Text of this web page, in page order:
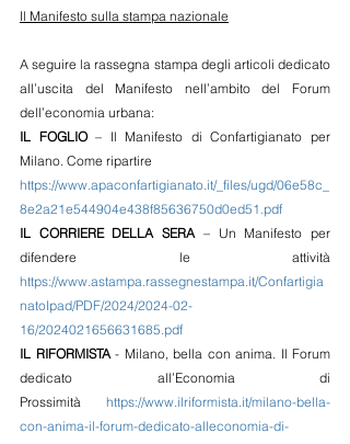
Il Manifesto sulla stampa nazionale
A seguire la rassegna stampa degli articoli dedicato
all’uscita del Manifesto nell’ambito del Forum
dell’economia urbana:
IL FOGLIO – Il Manifesto di Confartigianato per
Milano. Come ripartire
https://www.apaconfartigianato.it/_files/ugd/06e58c_
8e2a21e544904e438f85636750d0ed51.pdf
IL CORRIERE DELLA SERA – Un Manifesto per
https://www.astampa.rassegnestampa.it/Confartigia
natoIpad/PDF/2024/2024-02-
16/2024021656631685.pdf
IL RIFORMISTA - Milano, bella con anima. Il Forum
dedicato all’Economia di
Prossimità https://www.ilriformista.it/milano-bella-
con-anima-il-forum-dedicato-alleconomia-di-